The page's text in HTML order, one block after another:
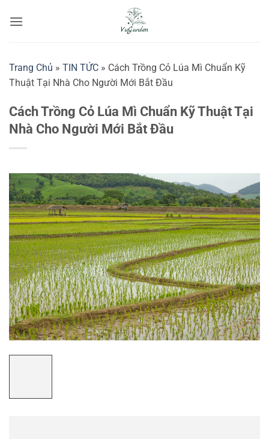
qua
Trang Chủ » TIN TỨC » Cách Trồng Cỏ Lúa Mì Chuẩn Kỹ
Thuật Tại Nhà Cho Người Mới Bắt Đầu
Cách Trồng Cỏ Lúa Mì Chuẩn Kỹ Thuật Tại
Nhà Cho Người Mới Bắt Đầu